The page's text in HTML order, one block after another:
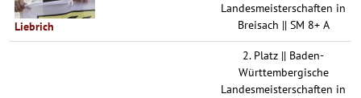
Liebrich
Landesmeisterschaften in
Breisach || SM 8+ A
2. Platz || Baden-
Württembergische
Landesmeisterschaften in